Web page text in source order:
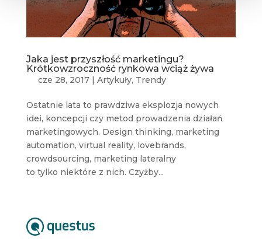
Jaka jest przyszłość marketingu?
Krótkowzroczność rynkowa wciąż żywa
cze 28, 2017| Artykuły, Trendy
Ostatnie lata to prawdziwa eksplozja nowych
idei, koncepcji czy metod prowadzenia działań
marketingowych. Design thinking, marketing
automation, virtual reality, lovebrands,
crowdsourcing, marketing lateralny
to tylko niektóre z nich. Czyżby...